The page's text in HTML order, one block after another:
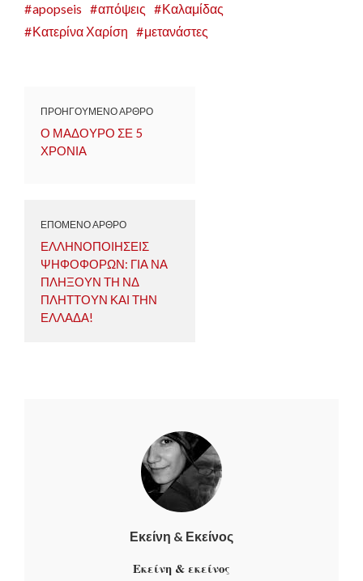
apopseis απόψεις
Καλαμίδας
Κατερίνα Χαρίση
μετανάστες
ΠΡΟΗΓΟΥΜΕΝΟ ΑΡΘΡΟ
Ο ΜΑΔΟΥΡΟ ΣΕ 5
ΧΡΟΝΙΑ
ΕΠΟΜΕΝΟ ΑΡΘΡΟ
ΕΛΛΗΝΟΠΟΙΗΣΕΙΣ
ΨΗΦΟΦΟΡΩΝ: ΓΙΑ ΝΑ
ΠΛΗΞΟΥΝ ΤΗ ΝΔ
ΠΛΗΤΤΟΥΝ ΚΑΙ ΤΗΝ
ΕΛΛΑΔΑ!
Εκείνη & Εκείνος
Εκείνη & εκείνος